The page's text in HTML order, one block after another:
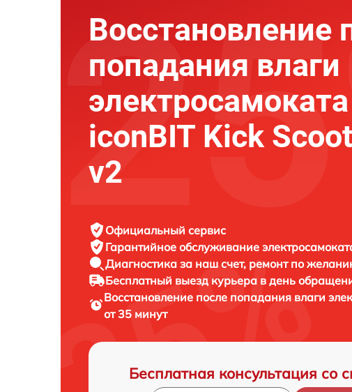
Восстановление
попадания влаги
электросамоката
iconBIT Kick
v2
Официальный сервис
Гарантийное обслуживание
Диагностика за наш счет, ремонт по
Бесплатный выезд курьера в день
Восстановление после попадания влаги
от 35 минут
Бесплатная консультация со